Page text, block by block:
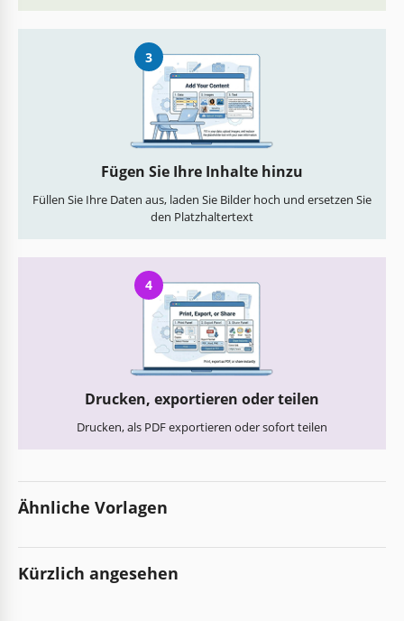
3
Fügen Sie Ihre Inhalte hinzu
Füllen Sie Ihre Daten aus, laden Sie Bilder hoch und ersetzen Sie
den Platzhaltertext
4
Drucken, exportieren oder teilen
Drucken, als PDF exportieren oder sofort teilen
Ähnliche Vorlagen
Kürzlich angesehen